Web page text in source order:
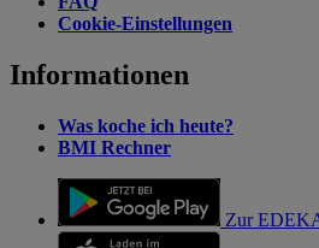
Cookie-Einstellungen
Informationen
Was koche ich heute?
BMI Rechner
Zur